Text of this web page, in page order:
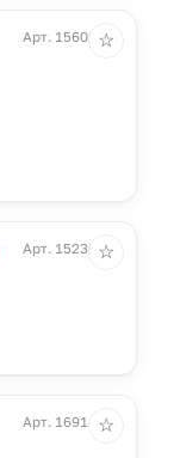
Арт. 15608.00
☆
Арт. 15230.00
☆
Арт. 16914.02
☆